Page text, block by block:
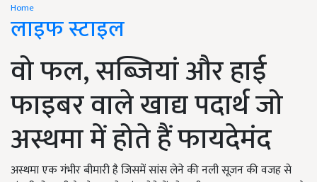
Home
लाइफ स्टाइल
वो फल, सब्जियां और हाई
फाइबर वाले खाद्य पदार्थ जो
अस्थमा में होते हैं फायदेमंद
अस्थमा एक गंभीर बीमारी है जिसमें सांस लेने की नली सूजन की वजह से